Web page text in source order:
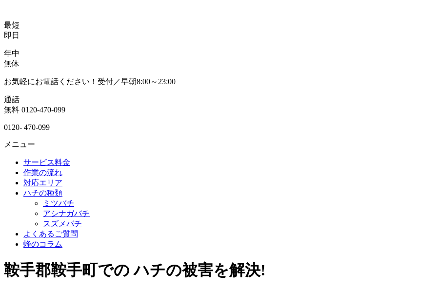
最短
即日
年中
無休
お気軽にお電話ください！受付／早朝8:00～23:00
通話
無料 0120-470-099
0120- 470-099
メニュー
サービス料金
作業の流れ
対応エリア
ハチの種類
ミツバチ
アシナガバチ
スズメバチ
よくあるご質問
蜂のコラム
鞍手郡鞍手町での ハチの被害を解決!